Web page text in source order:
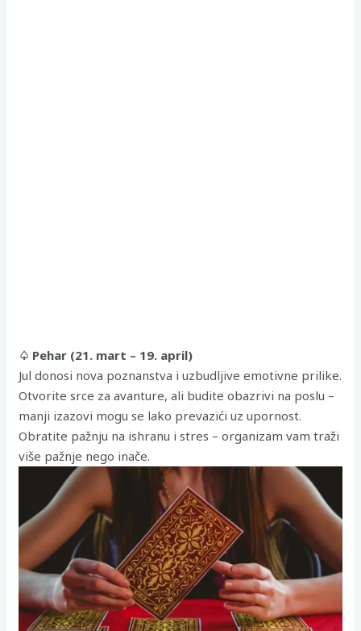
♤ Pehar (21. mart – 19. april)
Jul donosi nova poznanstva i uzbudljive emotivne prilike.
Otvorite srce za avanture, ali budite obazrivi na poslu –
manji izazovi mogu se lako prevazići uz upornost.
Obratite pažnju na ishranu i stres – organizam vam traži
više pažnje nego inače.